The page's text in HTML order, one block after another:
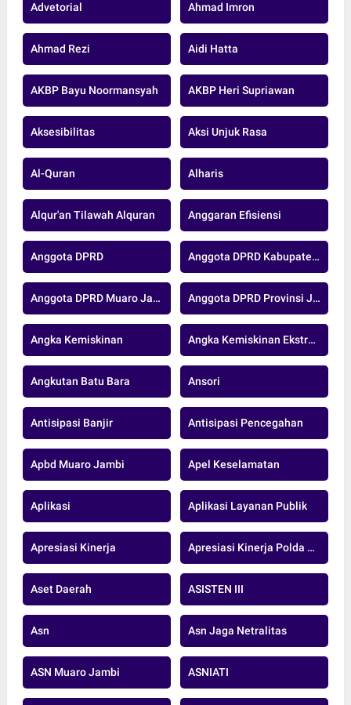
Advetorial Ahmad Imron
Ahmad Rezi Aidi Hatta
AKBP Bayu Noormansyah AKBP Heri Supriawan
Aksesibilitas Aksi Unjuk Rasa
Al-Quran Alharis
Alqur'an Tilawah Alquran Anggaran Efisiensi
Anggota DPRD Anggota DPRD Kabupaten Muaro Jambi
Anggota DPRD Muaro Jambi Anggota DPRD Provinsi Jambi
Angka Kemiskinan Angka Kemiskinan Ekstrem
Angkutan Batu Bara Ansori
Antisipasi Banjir Antisipasi Pencegahan
Apbd Muaro Jambi Apel Keselamatan
Aplikasi Aplikasi Layanan Publik
Apresiasi Kinerja Apresiasi Kinerja Polda Jambi
Aset Daerah ASISTEN III
Asn Asn Jaga Netralitas
ASN Muaro Jambi ASNIATI